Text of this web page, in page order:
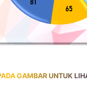
GAMBAR UNTUK